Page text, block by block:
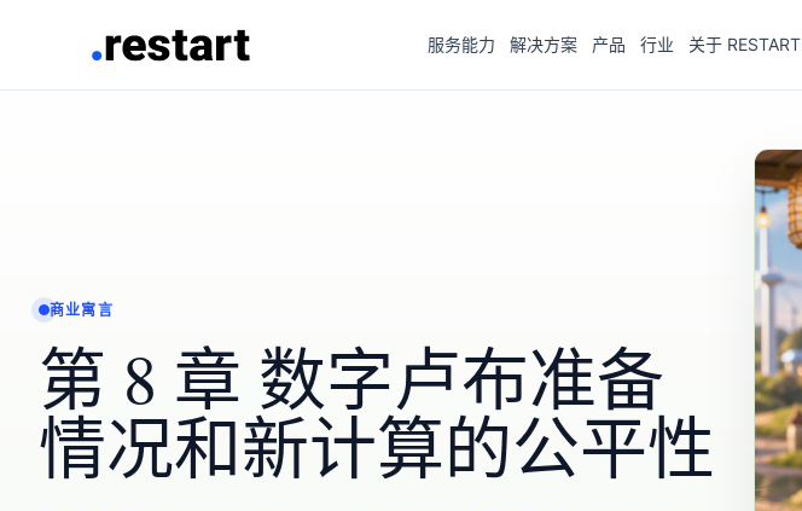
服务能力 解决方案 产品 行业 关于 RESTART
商业寓言
第 8 章 数字卢布准备
情况和新计算的公平性